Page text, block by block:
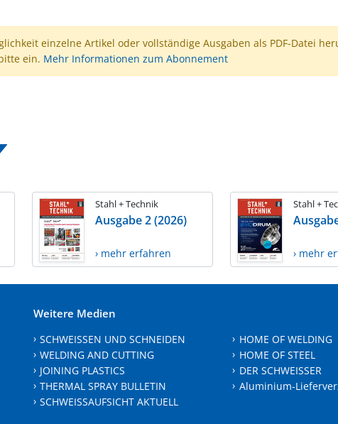
einzelne Artikel oder vollständige Ausgaben als PDF-Datei
ein. Mehr Informationen zum Abonnement
Stahl + Technik
Ausgabe 2 (2026)
› mehr erfahren
Stahl +
› mehr
Weitere Medien
SCHWEISSEN UND SCHNEIDEN
WELDING AND CUTTING
JOINING PLASTICS
THERMAL SPRAY BULLETIN
SCHWEISSAUFSICHT AKTUELL
HOME OF WELDING
HOME OF STEEL
DER SCHWEISSER
Aluminium-